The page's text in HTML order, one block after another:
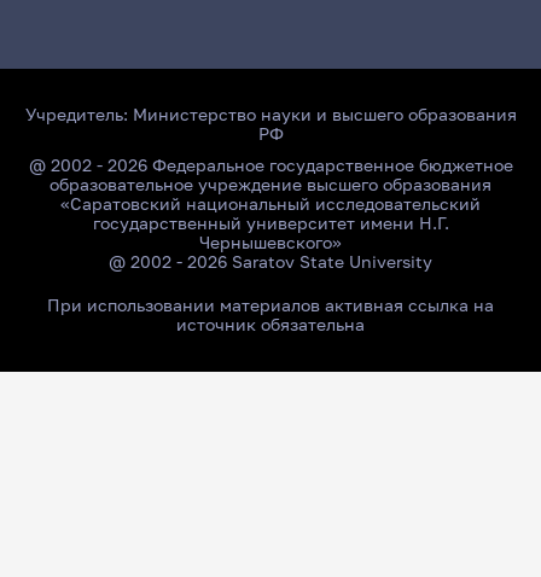
Учредитель: Министерство науки и высшего образования
РФ
@ 2002 - 2026 Федеральное государственное бюджетное
образовательное учреждение высшего образования
«Саратовский национальный исследовательский
государственный университет имени Н.Г.
Чернышевского»
@ 2002 - 2026 Saratov State University
При использовании материалов активная ссылка на
источник обязательна